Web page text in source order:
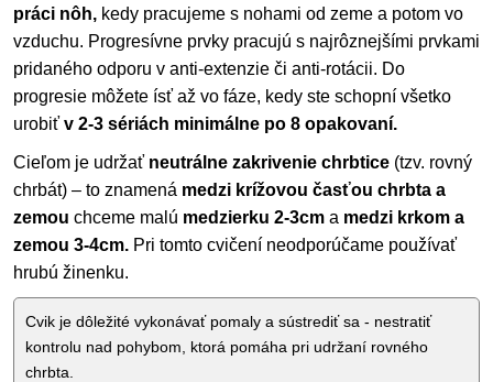
práci nôh, kedy pracujeme s nohami od zeme a potom vo
vzduchu. Progresívne prvky pracujú s najrôznejšími prvkami
pridaného odporu v anti-extenzie či anti-rotácii. Do
progresie môžete ísť až vo fáze, kedy ste schopní všetko
urobiť v 2-3 sériách minimálne po 8 opakovaní.
Cieľom je udržať neutrálne zakrivenie chrbtice (tzv. rovný
chrbát) – to znamená medzi krížovou časťou chrbta a
zemou chceme malú medzierku 2-3cm a medzi krkom a
zemou 3-4cm. Pri tomto cvičení neodporúčame používať
hrubú žinenku.
Cvik je dôležité vykonávať pomaly a sústrediť sa - nestratiť
kontrolu nad pohybom, ktorá pomáha pri udržaní rovného
chrbta.